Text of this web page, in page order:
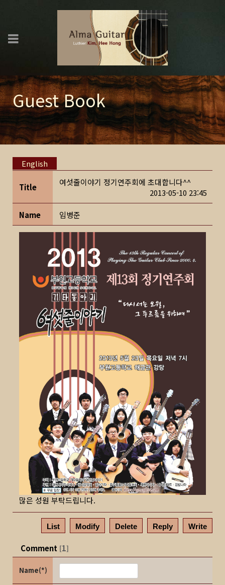
Guest Book
English
Title
여섯줄이야기 정기연주회에 초대합니다^^
2013-05-10 23:45
Name 임병준
많은 성원 부탁드립니다.
List Modify Delete Reply Write
Comment [1]
Name(*)